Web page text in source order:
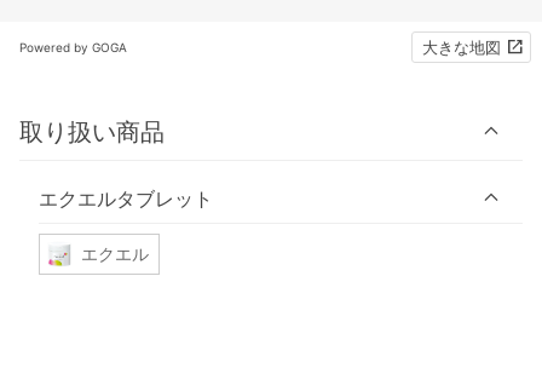
Powered by GOGA 大きな地図
取り扱い商品
エクエルタブレット
エクエル